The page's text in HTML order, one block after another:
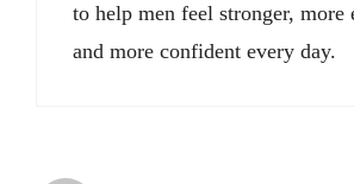
to help men feel stronger, more
and more confident every day.